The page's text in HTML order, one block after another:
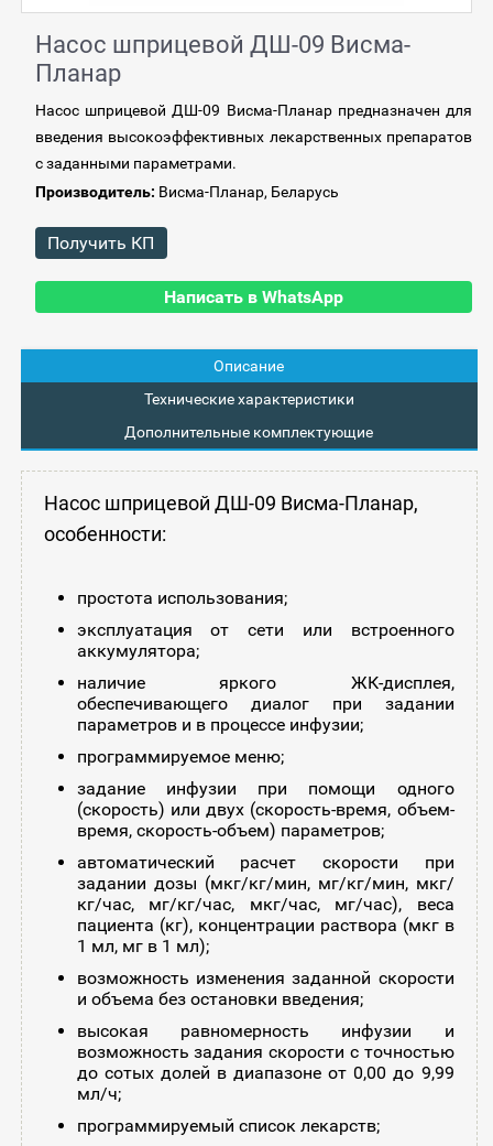
Насос шприцевой ДШ-09 Висма-
Планар
Насос шприцевой ДШ-09 Висма-Планар предназначен для
введения высокоэффективных лекарственных препаратов
с заданными параметрами.
Производитель: Висма-Планар, Беларусь
Получить КП
Написать в WhatsApp
Описание
Технические характеристики
Дополнительные комплектующие
Насос шприцевой ДШ-09 Висма-Планар,
особенности:
простота использования;
эксплуатация от сети или встроенного
аккумулятора;
наличие яркого ЖК-дисплея,
обеспечивающего диалог при задании
параметров и в процессе инфузии;
программируемое меню;
задание инфузии при помощи одного
(скорость) или двух (скорость-время, объем-
время, скорость-объем) параметров;
автоматический расчет скорости при
задании дозы (мкг/кг/мин, мг/кг/мин, мкг/
кг/час, мг/кг/час, мкг/час, мг/час), веса
пациента (кг), концентрации раствора (мкг в
1 мл, мг в 1 мл);
возможность изменения заданной скорости
и объема без остановки введения;
высокая равномерность инфузии и
возможность задания скорости с точностью
до сотых долей в диапазоне от 0,00 до 9,99
мл/ч;
программируемый список лекарств;